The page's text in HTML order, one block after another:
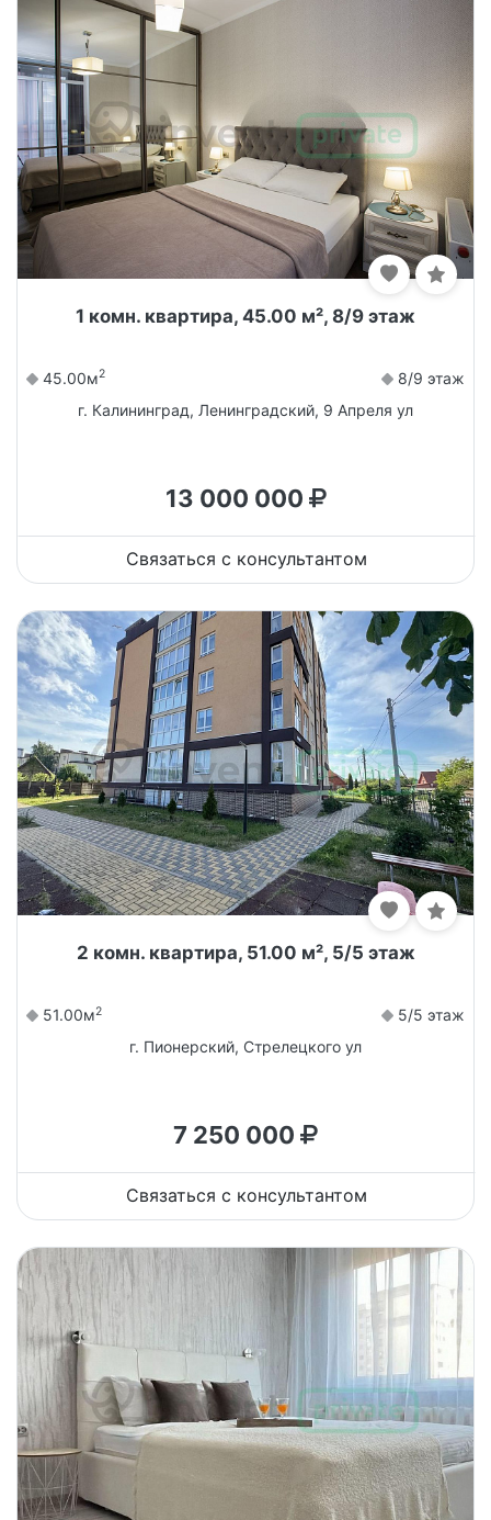
1 комн. квартира, 45.00 м², 8/9 этаж
45.00м2
8/9 этаж
г. Калининград, Ленинградский, 9 Апреля ул
13 000 000
Связаться с консультантом
2 комн. квартира, 51.00 м², 5/5 этаж
51.00м2
5/5 этаж
г. Пионерский, Стрелецкого ул
7 250 000
Связаться с консультантом